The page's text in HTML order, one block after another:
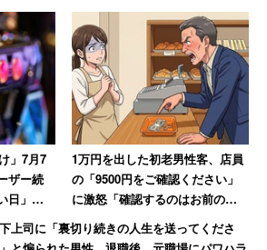
」7月7
ザー続
日」に
1万円を出した初老男性客、店員
の「9500円をご確認ください」
に激怒「確認するのはお前の仕
事だろ!」→妻には頭が上がらず
大人しくなる
上司に「裏切り続きの人生を送ってくださ